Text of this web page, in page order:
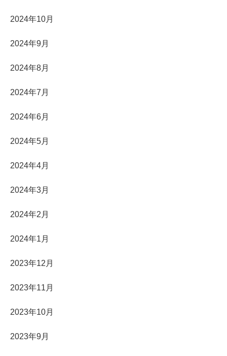
2024年10月
2024年9月
2024年8月
2024年7月
2024年6月
2024年5月
2024年4月
2024年3月
2024年2月
2024年1月
2023年12月
2023年11月
2023年10月
2023年9月